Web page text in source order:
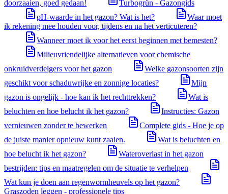
doorzaaien, goed gedaan!
Turbogrün - Gazongids
pH-waarde in het gazon? Wat is het?
Waar moet
ik rekening mee houden voor, tijdens en na het verticuteren?
Wanneer moet ik voor het eerst beginnen met bemesten?
Milieuvriendelijke alternatieven voor chemische
onkruidverdelgers voor het gazon
Welke gazonsoorten zijn
geschikt voor schaduwrijke en zonnige locaties?
Mijn
gazon is ongelijk - hoe kan ik het rechttrekken?
Wat is
beluchten en hoe belucht ik het gazon?
Instructies: Gazon
vernieuwen zonder te bewerken
Complete gids - Hoe je op
de juiste manier opnieuw kunt zaaien.
Wat is beluchten en
hoe belucht ik het gazon?
Wateroverlast in het gazon
bestrijden: tips en maatregelen om de situatie te verhelpen
Wat kun je doen aan regenwormheuvels op het gazon?
Graszoden leggen - professionele tips